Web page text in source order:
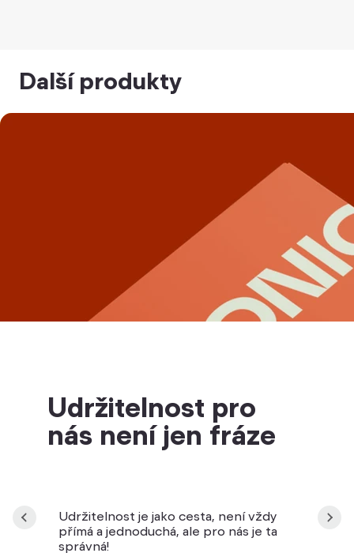
Další produkty
Udržitelnost pro
nás není jen fráze
Udržitelnost je jako cesta, není vždy
přímá a jednoduchá, ale pro nás je ta
správná!